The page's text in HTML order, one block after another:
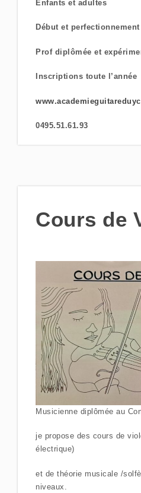
Enfants et adultes
Début et perfectionnement
Prof diplômée et
Inscriptions toute l’année
0495.51.61.93
Cours de
Musicienne diplômée au
je propose des cours de
électrique)
et de théorie musicale /
niveaux.